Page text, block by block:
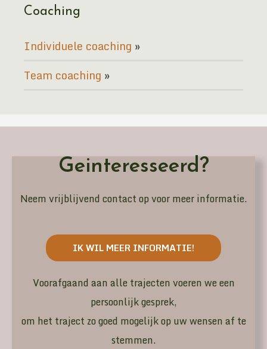
Coaching
Individuele coaching
Team coaching
Geinteresseerd?
Neem vrijblijvend contact op voor meer informatie.
IK WIL MEER INFORMATIE!
Voorafgaand aan alle trajecten voeren we een
persoonlijk gesprek,
om het traject zo goed mogelijk op uw wensen af te
stemmen.